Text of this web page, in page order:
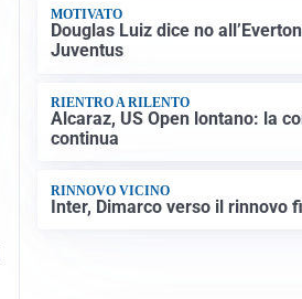
MOTIVATO
Douglas Luiz dice no
Juventus
RIENTRO A RILENTO
Alcaraz, US Open lontano: la
continua
RINNOVO VICINO
Inter, Dimarco verso il rinnovo